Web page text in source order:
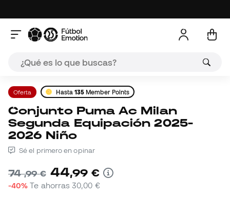
Oferta Hasta 135 Member Points
Conjunto Puma Ac Milan
Segunda Equipación 2025-
2026 Niño
Sé el primero en opinar
74,99 € 44,99 €
-40% Te ahorras30,00 €